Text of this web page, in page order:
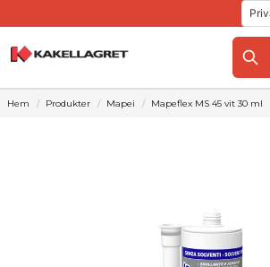
Hem Produkter Mapei Mapeflex MS 45 vit 30 ml